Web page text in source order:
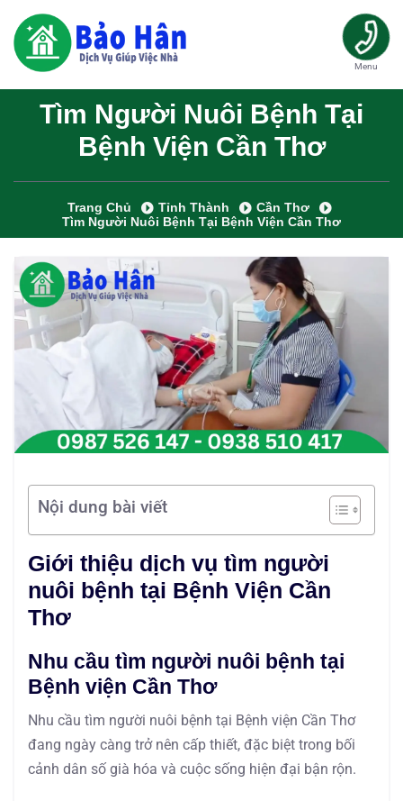
Menu
Tìm Người Nuôi Bệnh Tại
Bệnh Viện Cần Thơ
Trang Chủ Tỉnh Thành
Cần Thơ
Tìm Người Nuôi Bệnh Tại Bệnh Viện Cần Thơ
Nội dung bài viết
Giới thiệu dịch vụ tìm người
nuôi bệnh tại Bệnh Viện Cần
Thơ
Nhu cầu tìm người nuôi bệnh tại
Bệnh viện Cần Thơ
Nhu cầu tìm người nuôi bệnh tại Bệnh viện Cần Thơ
đang ngày càng trở nên cấp thiết, đặc biệt trong bối
cảnh dân số già hóa và cuộc sống hiện đại bận rộn.